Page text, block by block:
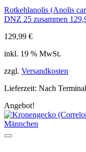
Rotkehlanolis (Anolis
DNZ 25 zusammen
129,99 €
inkl. 19 % MwSt.
zzgl. Versandkosten
Lieferzeit: Nach
Angebot!